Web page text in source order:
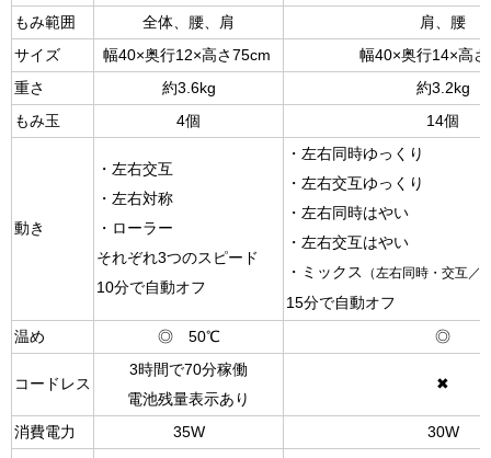
もみ範囲 全体、腰、肩
肩、腰
サイズ
幅40×奥行12×高さ75cm
幅40×奥行14×高
重さ
約3.6kg
約3.2kg
もみ玉
4個 14個
動き
・左右交互
・左右対称
・ローラー
それぞれ3つのスピード
10分で自動オフ
・左右同時ゆっくり
・左右交互ゆっくり
・左右同時はやい
・左右交互はやい
・ミックス
（左右同時・交互／
15分で自動オフ
温め ◎ 50℃ ◎
コードレス
3時間で70分稼働
電池残量表示あり
✖
消費電力 35W
30W